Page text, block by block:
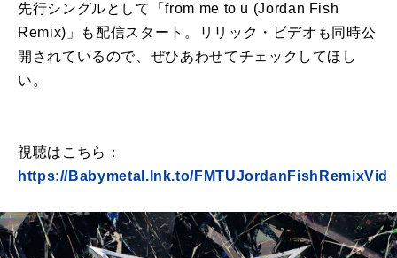
先行シングルとして「from me to u (Jordan Fish
Remix)」も配信スタート。リリック・ビデオも同時公
開されているので、ぜひあわせてチェックしてほし
い。
視聴はこちら：
https://Babymetal.lnk.to/FMTUJordanFishRemixVid